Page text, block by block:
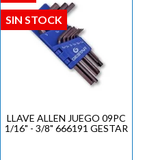
LLAVE ALLEN JUEGO 09PC
1/16" - 3/8" 666191 GESTAR
SIN STOCK